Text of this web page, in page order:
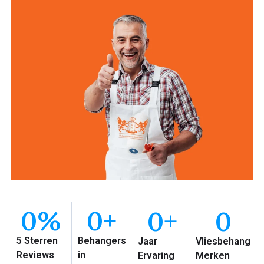
5 Sterren
Reviews
0%
Behangers
in
0+
Jaar
Ervaring
0+
Vliesbehang
Merken
0